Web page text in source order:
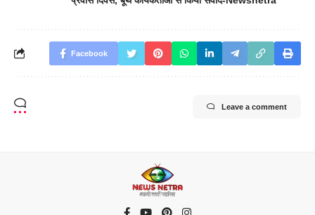
Facebook
Leave a comment